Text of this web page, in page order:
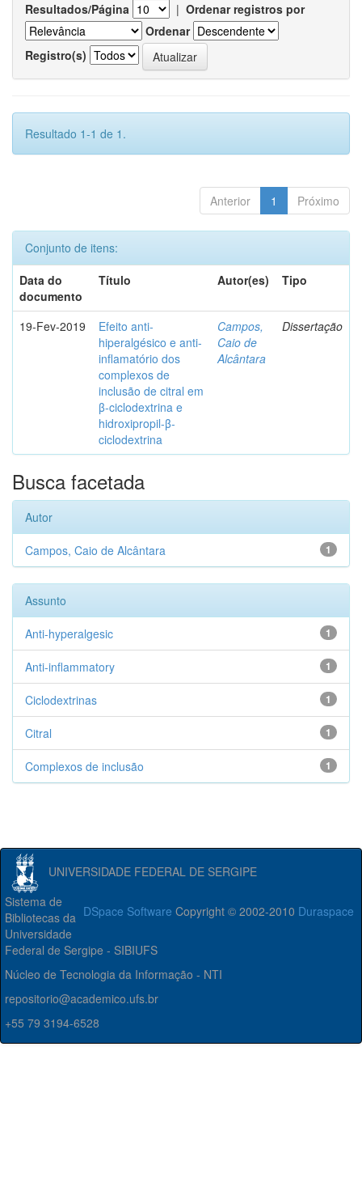
Resultados/Página | Ordenar registros por
Ordenar
Registro(s)
Resultado 1-1 de 1.
Anterior 1 Próximo
Conjunto de itens:
Data do
documento
Título Autor(es) Tipo
19-Fev-2019
Efeito anti-
hiperalgésico e anti-
inflamatório dos
complexos de
inclusão de citral em
β-ciclodextrina e
hidroxipropil-β-
ciclodextrina
Campos,
Caio de
Alcântara
Dissertação
Busca facetada
Autor
1
Campos, Caio de Alcântara
Assunto
1
Anti-hyperalgesic
1
Anti-inflammatory
1
Ciclodextrinas
1
Citral
1
Complexos de inclusão
UNIVERSIDADE FEDERAL DE SERGIPE
DSpace Software Copyright © 2002-2010 Duraspace
Sistema de
Bibliotecas da
Universidade
Federal de Sergipe - SIBIUFS
Núcleo de Tecnologia da Informação - NTI
repositorio@academico.ufs.br
+55 79 3194-6528